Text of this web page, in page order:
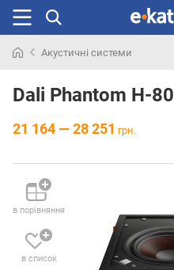
раніше
Акустичні системи
Dali Phantom H-80
21 164 — 28 251 грн.
в порівняння
в список